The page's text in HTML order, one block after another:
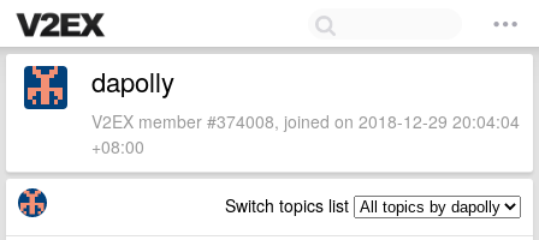
dapolly
V2EX member #374008, joined on 2018-12-29 20:04:04
+08:00
Switch topics list